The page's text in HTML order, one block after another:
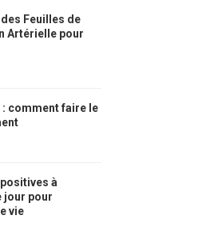
Feuilles de
Artérielle pour
: comment faire le
à
jour pour
vie